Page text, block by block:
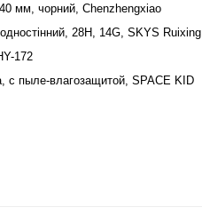
мм, чорний, Chenzhengxiao
28H, 14G, SKYS Ruixing
172
с пыле-влагозащитой, SPACE KID